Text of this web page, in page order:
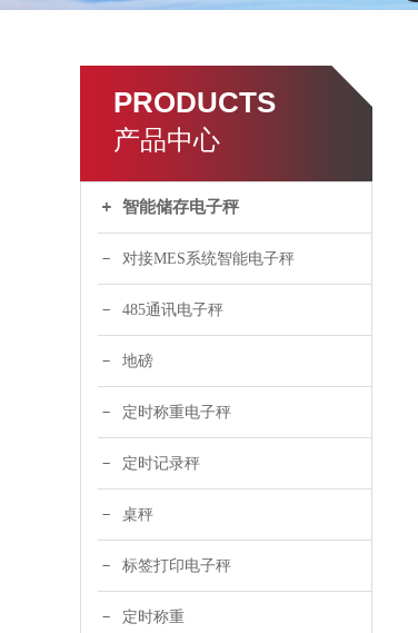
PRODUCTS
产品中心
智能储存电子秤
对接MES系统智能电子秤
485通讯电子秤
地磅
定时称重电子秤
定时记录秤
桌秤
标签打印电子秤
定时称重